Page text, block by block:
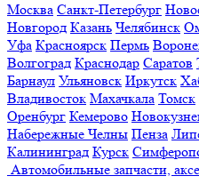
Москва Санкт-Петербург
Новгород Казань Челябинск
Уфа Красноярск Пермь
Волгоград Краснодар Саратов
Барнаул Ульяновск Иркутск
Владивосток Махачкала Томск
Оренбург Кемерово
Набережные Челны Пенза
Калининград Курск
Автомобильные запчасти,